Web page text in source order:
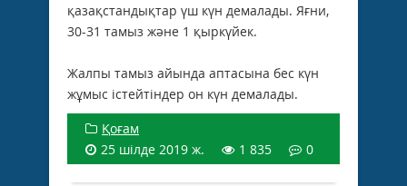
қазақстандықтар үш күн демалады. Яғни,
30-31 тамыз және 1 қыркүйек.
Жалпы тамыз айында аптасына бес күн
жұмыс істейтіндер он күн демалады.
Қоғам
25 шілде 2019 ж.
1 835 0